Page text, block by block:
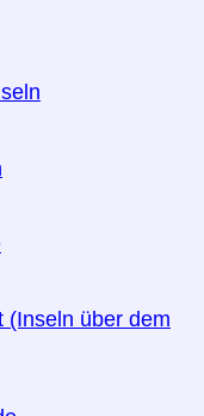
(Inseln über dem